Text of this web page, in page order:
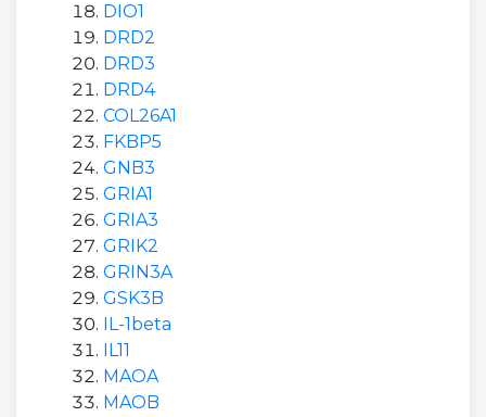
DIO1
DRD2
DRD3
DRD4
COL26A1
FKBP5
GNB3
GRIA1
GRIA3
GRIK2
GRIN3A
GSK3B
IL-1beta
IL11
MAOA
MAOB